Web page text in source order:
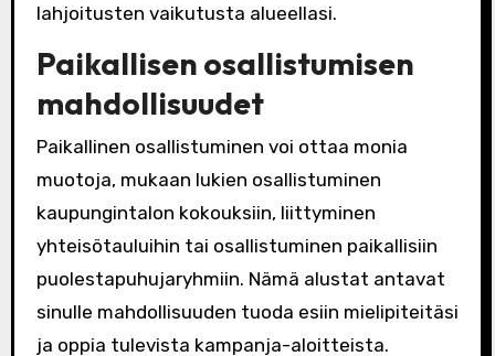
lahjoitusten vaikutusta alueellasi.
Paikallisen osallistumisen
mahdollisuudet
Paikallinen osallistuminen voi ottaa monia
muotoja, mukaan lukien osallistuminen
kaupungintalon kokouksiin, liittyminen
yhteisötauluihin tai osallistuminen paikallisiin
puolestapuhujaryhmiin. Nämä alustat antavat
sinulle mahdollisuuden tuoda esiin mielipiteitäsi
ja oppia tulevista kampanja-aloitteista.